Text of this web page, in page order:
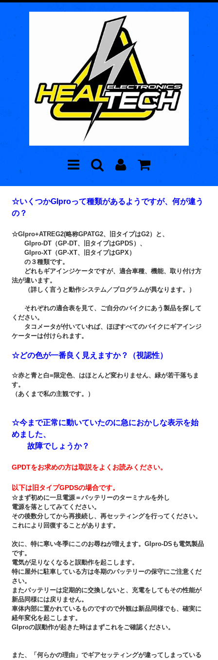
☆いくつかGIproって種類があるようですが、何が違う
の？
☆GIpro+ATREG2(略称GPATG2、旧タイプはG2）と、
GIpro-DT（GP-DT、旧タイプはGPDS）、
GIpro-XT（GP-XT、旧タイプはGPX）
の３種類です。
どれもギアインジケータですが、適合車種、機能、取り付け方
法が違います。
（詳しく言うと動作システム／プログラムが異なります。）
それぞれの適合表を見て、ご自分のバイクにあう製品を探して
ください。
タコメータが付いていれば、ほぼすべてのバイクにギアインジ
ケーターは付けられます。
☆どの色が一番良く見えますか？（視認性）
☆赤と青と白=限定色、はほとんど変わりません、緑が若干落ちま
す。
（あくまで私の主観です。）
☆今まで正常に動いていたのに急におかしな表示を始
めました、
故障でしょうか？
GPDTをお求めの方は取説をよくお読みください。
以下は旧タイプGPDSの場合です。
☆まず初めに一旦電源＝バッテリーのターミナルを外し
電源を落としてみてください。
その後数分してから再接続し、再セッティングを行ってください。
これにより回復することがあります。
次に、特に寒い冬季にこのお尋ねが増えます。GIpro-DSも電気製品
です。
電気が足りなくなると誤動作を起こします。
特に屋外に駐車している方は冬期のバッテリーの保守にご注意くだ
さい。
またバッテリーは定期的に交換しないと、充電をしてもその性能が
新品同様には戻りません。
車体内部に置かれているものですので外観は新品同様でも、確実に
経年変化を起こします。
GIproの誤動作が起きた時はまずこれをご確認ください。
また、「何らかの理由」でギアセッティングが違ってしまっている